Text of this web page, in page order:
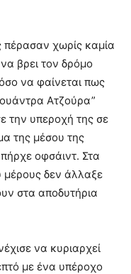
χωρίς καμία
βρει τον δρόμο
να φαίνεται πως
Ατζούρα”
την υπεροχή της σε
της μέσου της
οφσάιντ. Στα
μέρους δεν άλλαξε
στα αποδυτήρια
να κυριαρχεί
με ένα υπέροχο